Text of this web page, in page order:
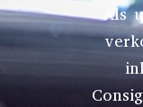
Als